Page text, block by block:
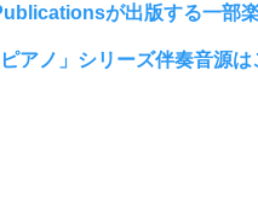
が出版する一部楽
アノ」シリーズ伴奏音源は